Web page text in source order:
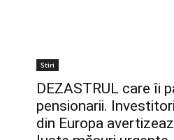
Stiri
DEZASTRUL care îi
pensionarii.
din Europa